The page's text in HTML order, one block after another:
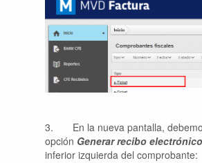
3.
En la nueva pantalla,
opción Generar recibo electrónico
inferior izquierda del comprobante: